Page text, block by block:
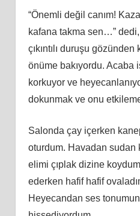
“Önemli değil canım!
kafana takma sen…”
çıkıntılı duruşu gözünden
önüme bakıyordu. Acaba
korkuyor ve
dokunmak ve onu
Salonda çay içerken
oturdum. Havadan sudan
elimi çıplak dizine
ederken hafif hafif
Heyecandan ses